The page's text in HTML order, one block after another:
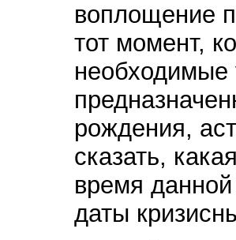
воплощение
тот момент,
необходимые
рождения,
сказать,
время
даты